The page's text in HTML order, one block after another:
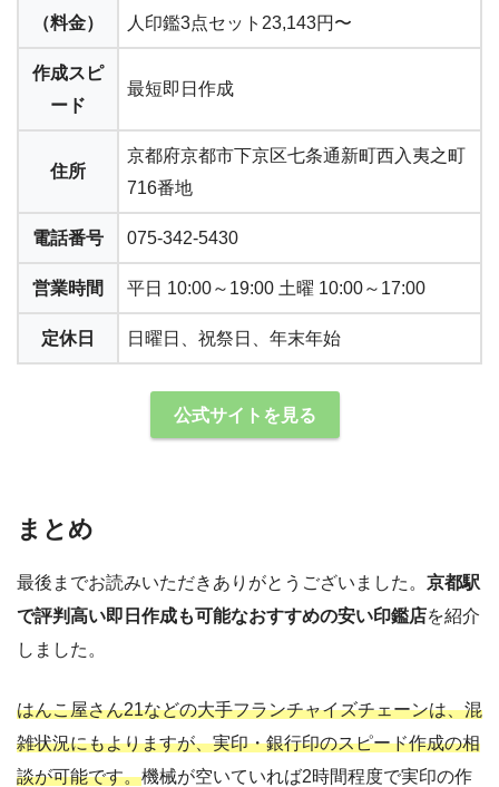
（料金）
人印鑑3点セット23,143円〜
作成スピ
ード
最短即日作成
住所
京都府京都市下京区七条通新町西入夷之町
716番地
電話番号 075-342-5430
営業時間 平日 10:00～19:00 土曜 10:00～17:00
定休日 日曜日、祝祭日、年末年始
公式サイトを見る
まとめ
最後までお読みいただきありがとうございました。 京都駅
で評判高い即日作成も可能なおすすめの安い印鑑店を紹介
しました。
はんこ屋さん21などの大手フランチャイズチェーンは、混
雑状況にもよりますが、実印・銀行印のスピード作成の相
談が可能です。機械が空いていれば2時間程度で実印の作